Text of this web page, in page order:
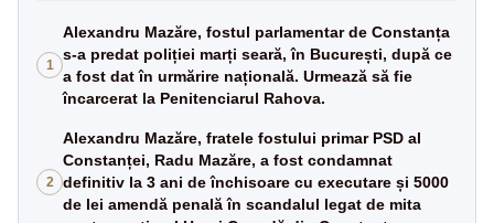
1
Alexandru Mazăre, fostul parlamentar de Constanța
s-a predat poliției marți seară, în București, după ce
a fost dat în urmărire națională. Urmează să fie
încarcerat la Penitenciarul Rahova.
2
Alexandru Mazăre, fratele fostului primar PSD al
Constanței, Radu Mazăre, a fost condamnat
definitiv la 3 ani de închisoare cu executare și 5000
de lei amendă penală în scandalul legat de mita